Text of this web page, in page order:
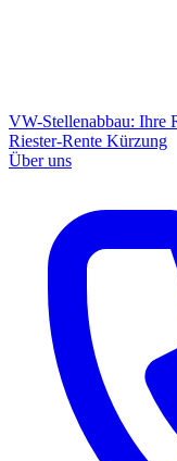
VW-Stellenabbau: Ihre
Riester-Rente Kürzung
Über uns